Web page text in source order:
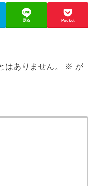
送る Pocket
はありません。 ※ が